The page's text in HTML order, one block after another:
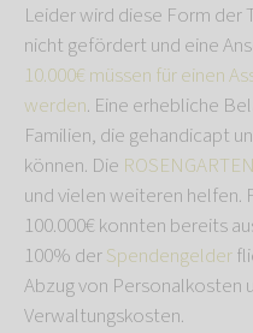
Leider wird diese Form der
nicht gefördert und eine
10.000€ müssen für einen
werden. Eine erhebliche
Familien, die gehandicapt
können. Die
und vielen weiteren helfen.
100.000€ konnten bereits
100% derSpendengelder
Abzug von Personalkosten
Verwaltungskosten.